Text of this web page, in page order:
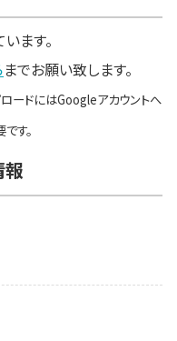
ます。
までお願い致します。
ードにはGoogleアカウントへ
す。